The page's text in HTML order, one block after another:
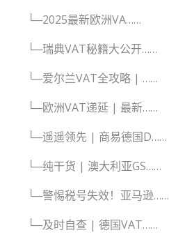
└─2025最新欧洲VA……
└─瑞典VAT秘籍大公开……
└─爱尔兰VAT全攻略 | ……
└─欧洲VAT递延 | 最新……
└─遥遥领先 | 商易德国D……
└─纯干货 | 澳大利亚GS……
└─警惕税号失效！亚马逊……
└─及时自查 | 德国VAT……